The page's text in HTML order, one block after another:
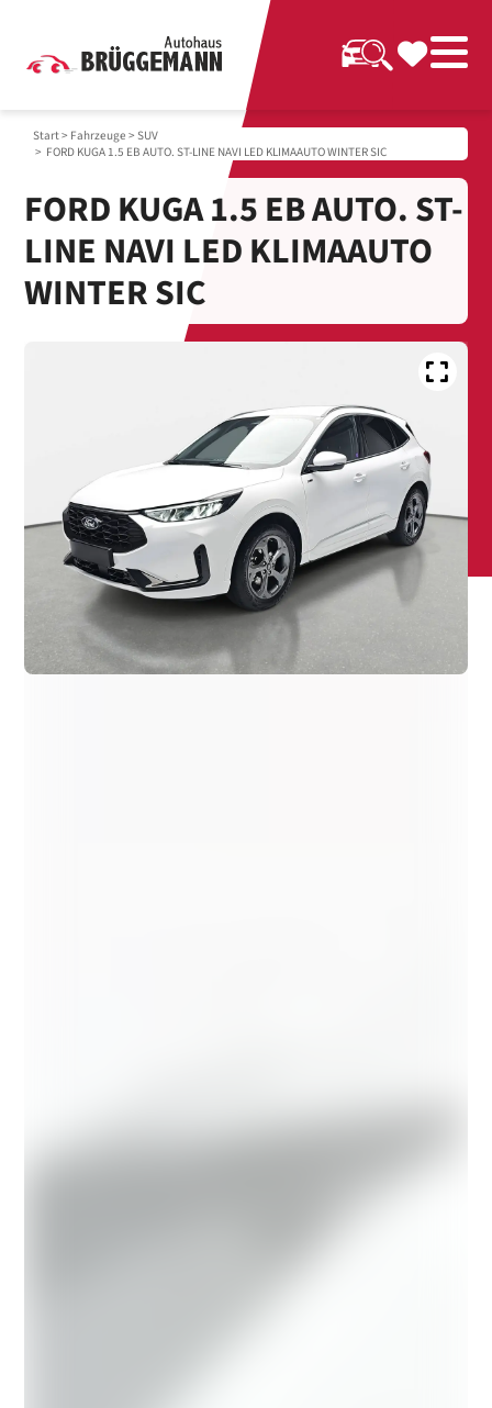
Start> Fahrzeuge > SUV
> FORD KUGA 1.5 EB AUTO. ST-LINE NAVI LED KLIMAAUTO WINTER SIC
FORD KUGA 1.5 EB AUTO. ST-
LINE NAVI LED KLIMAAUTO
WINTER SIC